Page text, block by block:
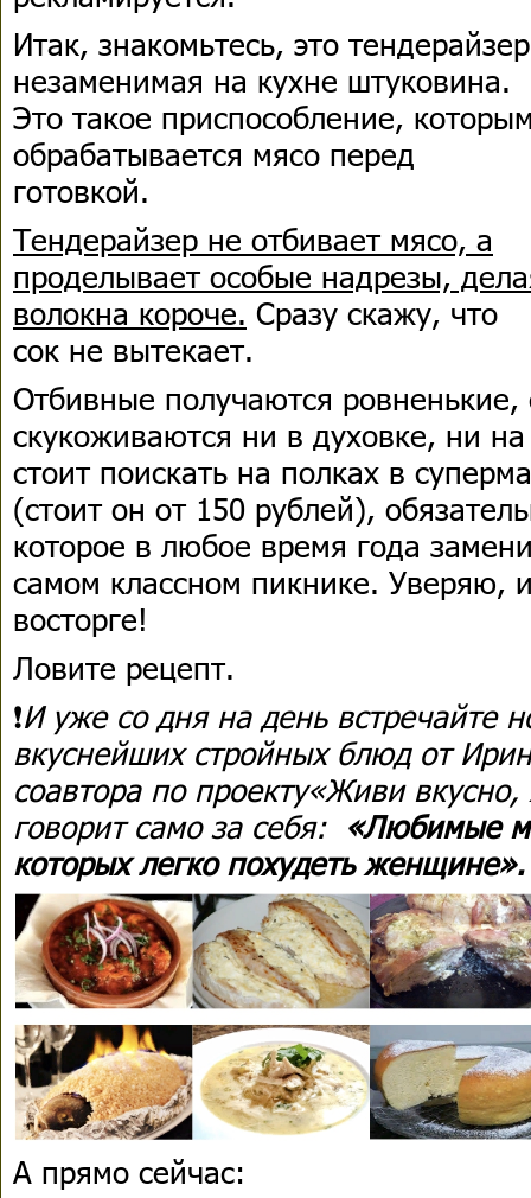
Итак, знакомьтесь, это
незаменимая на кухне штуковина.
Это такое приспособление,
обрабатывается мясо перед
готовкой.
Тендерайзер не отбивает мясо, а
проделывает особые надрезы,
волокна короче. Сразу скажу, что
сок не вытекает.
Отбивные получаются
скукоживаются ни в духовке, ни
стоит поискать на полках в
(стоит он от 150 рублей),
которое в любое время года
самом классном пикнике. Уверяю,
восторге!
Ловите рецепт.
❗И уже со дня на день встречайте
вкуснейших стройных блюд от
соавтора по проекту«Живи
говорит само за себя: «Любимые
которых легко похудеть
А прямо сейчас: